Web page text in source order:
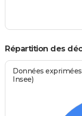
Répartition des
Données
Insee)